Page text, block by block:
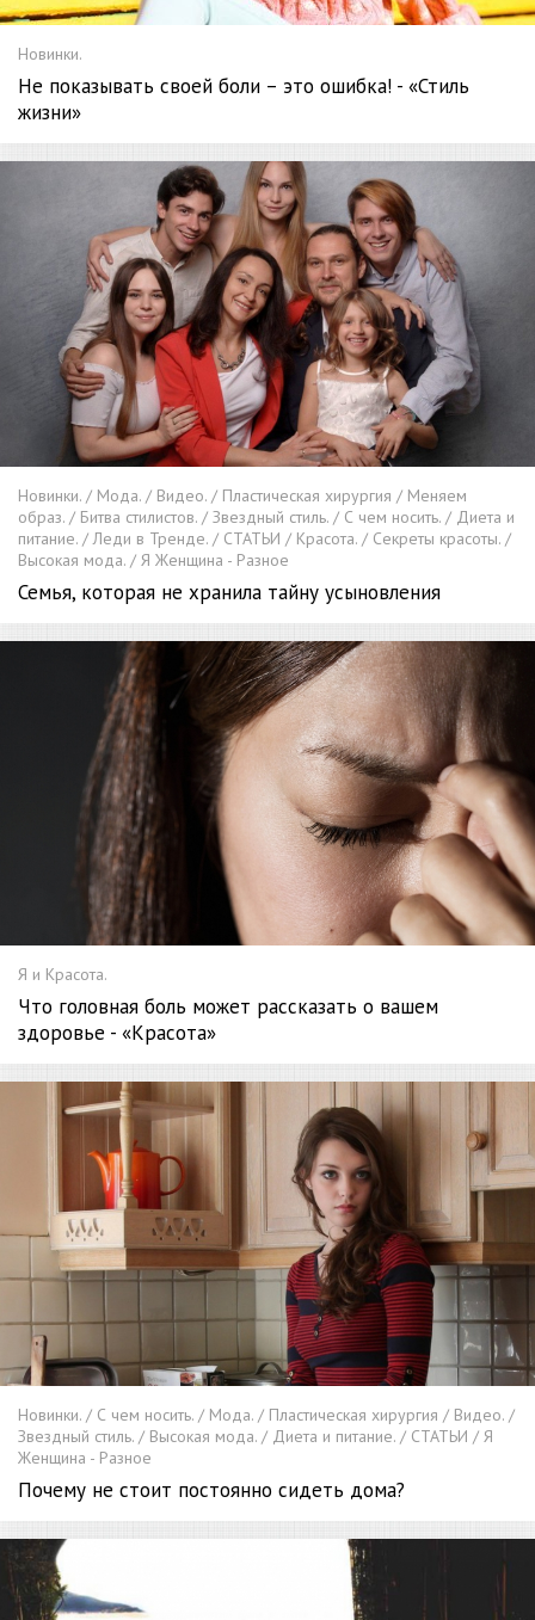
Новинки.
Не показывать своей боли – это ошибка! - «Стиль
жизни»
Новинки. / Мода. / Видео. / Пластическая хирургия / Меняем
образ. / Битва стилистов. / Звездный стиль. / С чем носить. / Диета и
питание. / Леди в Тренде. / СТАТЬИ / Красота. / Секреты красоты. /
Высокая мода. / Я Женщина - Разное
Семья, которая не хранила тайну усыновления
Я и Красота.
Что головная боль может рассказать о вашем
здоровье - «Красота»
Новинки. / С чем носить. / Мода. / Пластическая хирургия / Видео. /
Звездный стиль. / Высокая мода. / Диета и питание. / СТАТЬИ / Я
Женщина - Разное
Почему не стоит постоянно сидеть дома?